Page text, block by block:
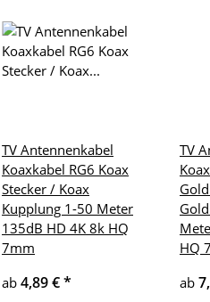
TV Antennenkabel
Koaxkabel RG6 Koax
Stecker / Koax
Kupplung 1-50 Meter
135dB HD 4K 8k HQ
7mm
ab 4,89 €*
TV
HQ
ab